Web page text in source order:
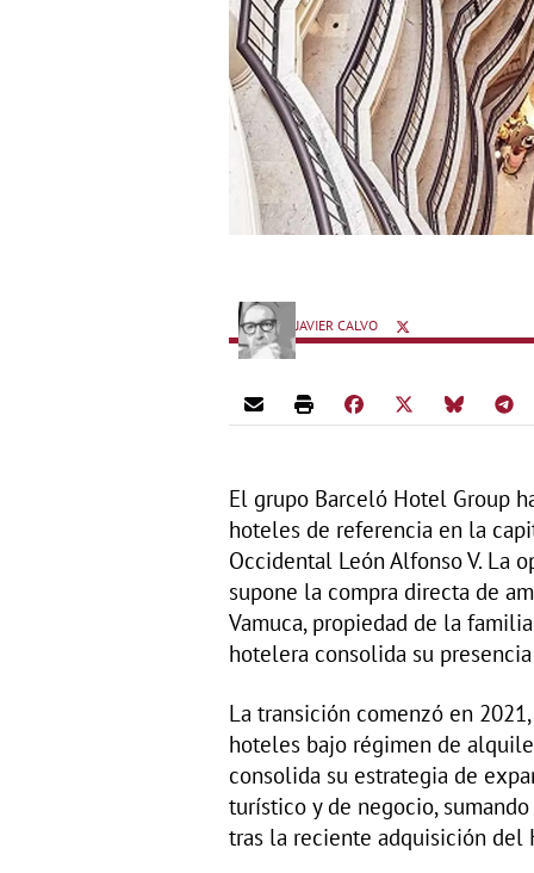
JAVIER CALVO
El grupo Barceló Hotel Group
hoteles de referencia en la
Occidental León Alfonso V. La
supone la compra directa de
Vamuca, propiedad de la
hotelera consolida su
La transición comenzó en
hoteles bajo régimen de
consolida su estrategia de
turístico y de negocio,
tras la reciente adquisición